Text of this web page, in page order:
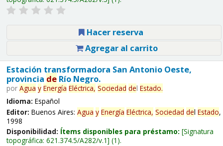
Hacer reserva
Agregar al carrito
Estación transformadora San Antonio Oeste,
provincia deRío Negro.
por Agua y Energía Eléctrica, Sociedad del Estado.
Idioma: Español
Editor: Buenos Aires: Agua y Energía Eléctrica, Sociedad del Estado,
1998
Disponibilidad: Ítems disponibles para préstamo: Signatura
topográfica: 621.374.5/A282/v.1 (1).